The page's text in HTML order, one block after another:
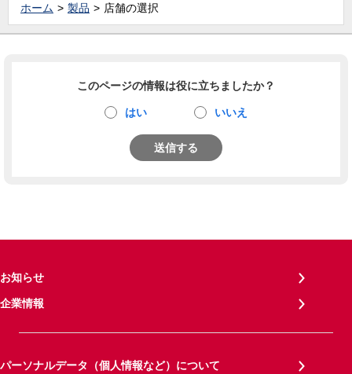
ホーム 製品 店舗の選択
このページの情報は役に立ちましたか？
はい いいえ
送信する
お知らせ
企業情報
パーソナルデータ（個人情報など）について